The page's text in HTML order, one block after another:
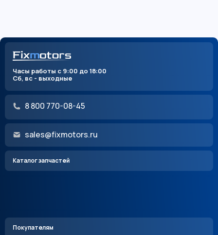
Часы работы с 9:00 до 18:00
Сб, вс - выходные
8 800 770-08-45
sales@fixmotors.ru
Каталог запчастей
Покупателям